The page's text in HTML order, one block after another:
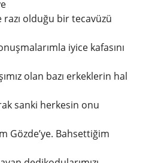
razı olduğu bir tecavüzü
iyice kafasını
olan bazı erkeklerin hal
sanki herkesin onu
Gözde’ye. Bahsettiğim